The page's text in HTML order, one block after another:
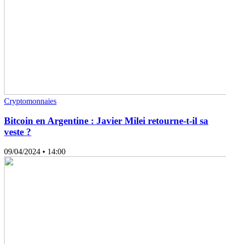
Cryptomonnaies
Bitcoin en Argentine : Javier Milei retourne-t-il sa
veste ?
09/04/2024 • 14:00